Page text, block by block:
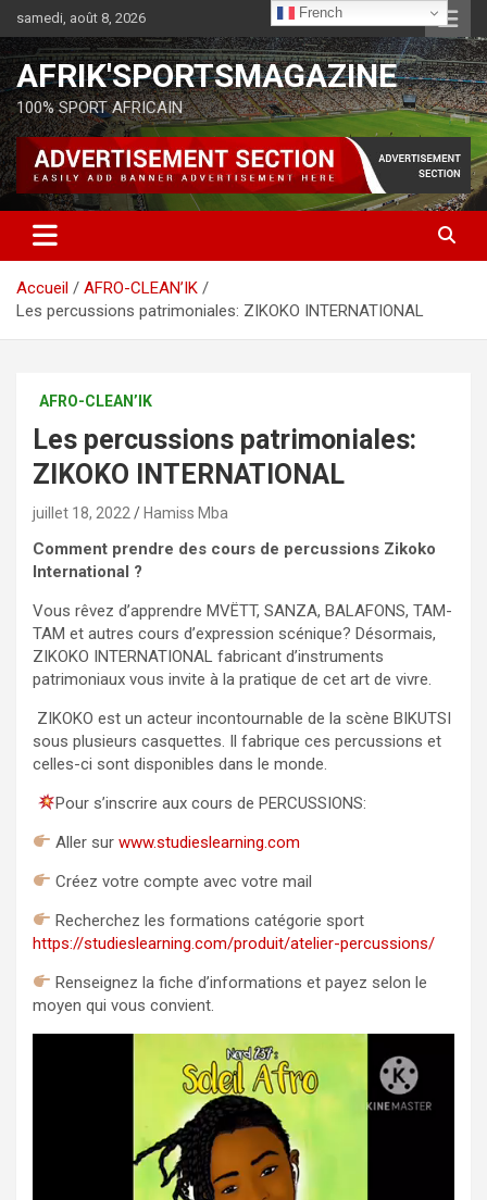
samedi, août 8, 2026
AFRIK'SPORTSMAGAZINE
100% SPORT AFRICAIN
Accueil
AFRO-CLEAN’IK
Les percussions patrimoniales: ZIKOKO INTERNATIONAL
AFRO-CLEAN’IK
Les percussions patrimoniales:
ZIKOKO INTERNATIONAL
juillet 18, 2022 Hamiss Mba
Comment prendre des cours de percussions Zikoko
International ?
Vous rêvez d’apprendre MVËTT, SANZA, BALAFONS, TAM-
TAM et autres cours d’expression scénique? Désormais,
ZIKOKO INTERNATIONAL fabricant d’instruments
patrimoniaux vous invite à la pratique de cet art de vivre.
ZIKOKO est un acteur incontournable de la scène BIKUTSI
sous plusieurs casquettes. Il fabrique ces percussions et
celles-ci sont disponibles dans le monde.
Pour s’inscrire aux cours de PERCUSSIONS:
Aller surwww.studieslearning.com
Créez votre compte avec votre mail
Recherchez les formations catégorie sport
https://studieslearning.com/produit/atelier-percussions/
Renseignez la fiche d’informations et payez selon le
moyen qui vous convient.
French